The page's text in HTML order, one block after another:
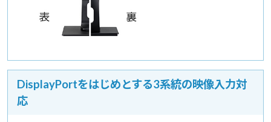
DisplayPortをはじめとする3系統の映像入力対
応